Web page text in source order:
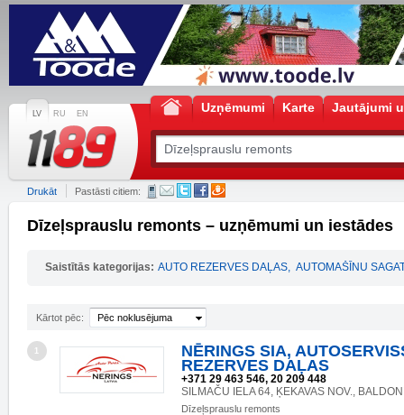
LV RU EN Uzņēmumi Karte Jautājumi
Drukāt Pastāsti citiem:
Dīzeļsprauslu remonts – uzņēmumi un iestādes
Saistītās kategorijas: AUTO REZERVES DAĻAS, AUTOMAŠĪNU
Kārtot pēc: Pēc noklusējuma
1
NĒRINGS SIA,
REZERVES DAĻAS
+371 29 463 546, 20 209 448
SILMAČU IELA 64, ĶEKAVAS NOV.,
Dīzeļsprauslu remonts